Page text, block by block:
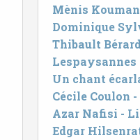
Dominique
Un chant
Azar Nafisi -
Edgar